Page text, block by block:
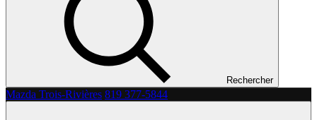
Rechercher
Mazda Trois-Rivières 819 377-5844